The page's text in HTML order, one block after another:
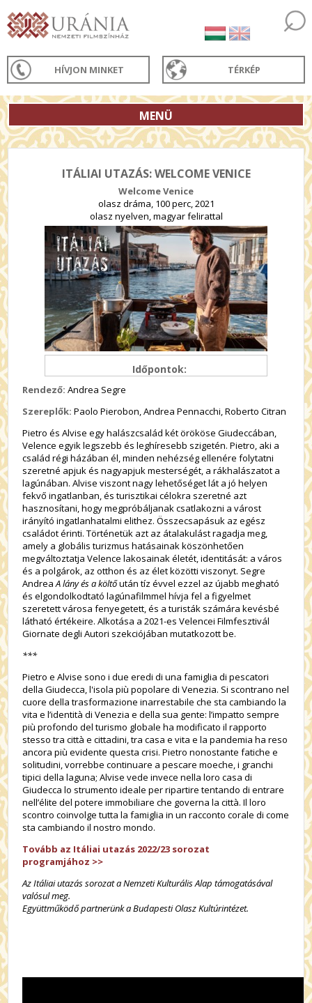
HÍVJON MINKET TÉRKÉP
MENÜ
ITÁLIAI UTAZÁS: WELCOME VENICE
Welcome Venice
olasz dráma, 100 perc, 2021
olasz nyelven, magyar felirattal
Időpontok:
Rendező: Andrea Segre
Szereplők: Paolo Pierobon, Andrea Pennacchi, Roberto Citran
Pietro és Alvise egy halászcsalád két örököse Giudeccában,
Velence egyik legszebb és leghíresebb szigetén. Pietro, aki a
család régi házában él, minden nehézség ellenére folytatni
szeretné apjuk és nagyapjuk mesterségét, a rákhalászatot a
lagúnában. Alvise viszont nagy lehetőséget lát a jó helyen
fekvő ingatlanban, és turisztikai célokra szeretné azt
hasznosítani, hogy megpróbáljanak csatlakozni a várost
irányító ingatlanhatalmi elithez. Összecsapásuk az egész
családot érinti. Történetük azt az átalakulást ragadja meg,
amely a globális turizmus hatásainak köszönhetően
megváltoztatja Velence lakosainak életét, identitását: a város
és a polgárok, az otthon és az élet közötti viszonyt. Segre
AndreaA lány és a költőután tíz évvel ezzel az újabb megható
és elgondolkodtató lagúnafilmmel hívja fel a figyelmet
szeretett városa fenyegetett, és a turisták számára kevésbé
látható értékeire. Alkotása a 2021-es Velencei Filmfesztivál
Giornate degli Autori szekciójában mutatkozott be.
***
Pietro e Alvise sono i due eredi di una famiglia di pescatori
della Giudecca, l'isola più popolare di Venezia. Si scontrano nel
cuore della trasformazione inarrestabile che sta cambiando la
vita e l’identità di Venezia e della sua gente: l’impatto sempre
più profondo del turismo globale ha modificato il rapporto
stesso tra città e cittadini, tra casa e vita e la pandemia ha reso
ancora più evidente questa crisi. Pietro nonostante fatiche e
solitudini, vorrebbe continuare a pescare moeche, i granchi
tipici della laguna; Alvise vede invece nella loro casa di
Giudecca lo strumento ideale per ripartire tentando di entrare
nell’élite del potere immobiliare che governa la città. Il loro
scontro coinvolge tutta la famiglia in un racconto corale di come
sta cambiando il nostro mondo.
Tovább az Itáliai utazás 2022/23 sorozat
programjához >>
Az Itáliai utazás sorozat a Nemzeti Kulturális Alap támogatásával
valósul meg.
Együttműködő partnerünk a Budapesti Olasz Kultúrintézet.